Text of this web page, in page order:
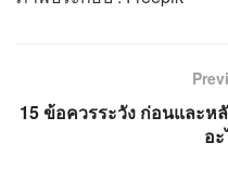
15 ข้อควรระวัง ก่อนและ
อ